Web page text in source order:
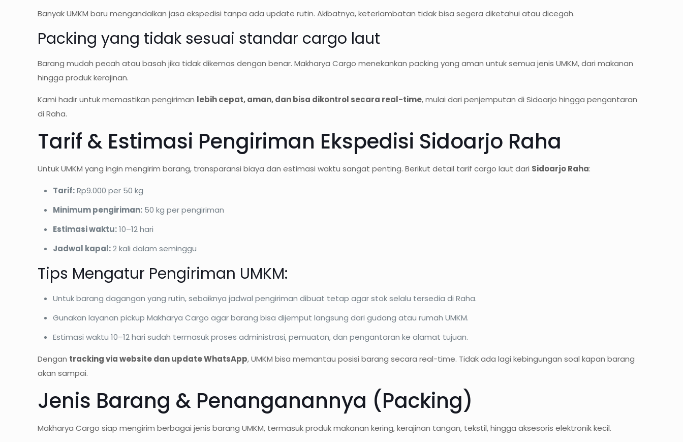
Banyak UMKM baru mengandalkan jasa ekspedisi tanpa ada update rutin. Akibatnya, keterlambatan tidak bisa segera diketahui atau dicegah.
Packing yang tidak sesuai standar cargo laut
Barang mudah pecah atau basah jika tidak dikemas dengan benar. Makharya Cargo menekankan packing yang aman untuk semua jenis UMKM, dari makanan
hingga produk kerajinan.
Kami hadir untuk memastikan pengiriman lebih cepat, aman, dan bisa dikontrol secara real-time, mulai dari penjemputan di Sidoarjo hingga pengantaran
di Raha.
Tarif & Estimasi Pengiriman Ekspedisi Sidoarjo Raha
Untuk UMKM yang ingin mengirim barang, transparansi biaya dan estimasi waktu sangat penting. Berikut detail tarif cargo laut dari Sidoarjo Raha:
Tarif:Rp9.000 per 50 kg
Minimum pengiriman: 50 kg per pengiriman
Estimasi waktu:10–12 hari
Jadwal kapal:2 kali dalam seminggu
Tips Mengatur Pengiriman UMKM:
Untuk barang dagangan yang rutin, sebaiknya jadwal pengiriman dibuat tetap agar stok selalu tersedia di Raha.
Gunakan layanan pickup Makharya Cargo agar barang bisa dijemput langsung dari gudang atau rumah UMKM.
Estimasi waktu 10–12 hari sudah termasuk proses administrasi, pemuatan, dan pengantaran ke alamat tujuan.
Dengan tracking via website dan update WhatsApp, UMKM bisa memantau posisi barang secara real-time. Tidak ada lagi kebingungan soal kapan barang
akan sampai.
Jenis Barang & Penanganannya (Packing)
Makharya Cargo siap mengirim berbagai jenis barang UMKM, termasuk produk makanan kering, kerajinan tangan, tekstil, hingga aksesoris elektronik kecil.